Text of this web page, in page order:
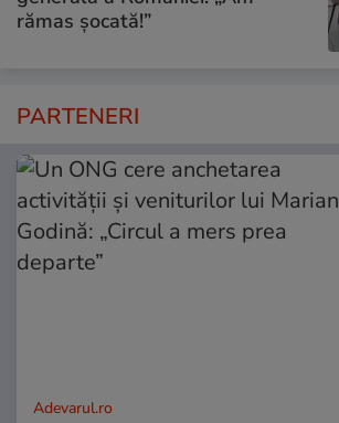
rămas șocată!”
PARTENERI
Adevarul.ro